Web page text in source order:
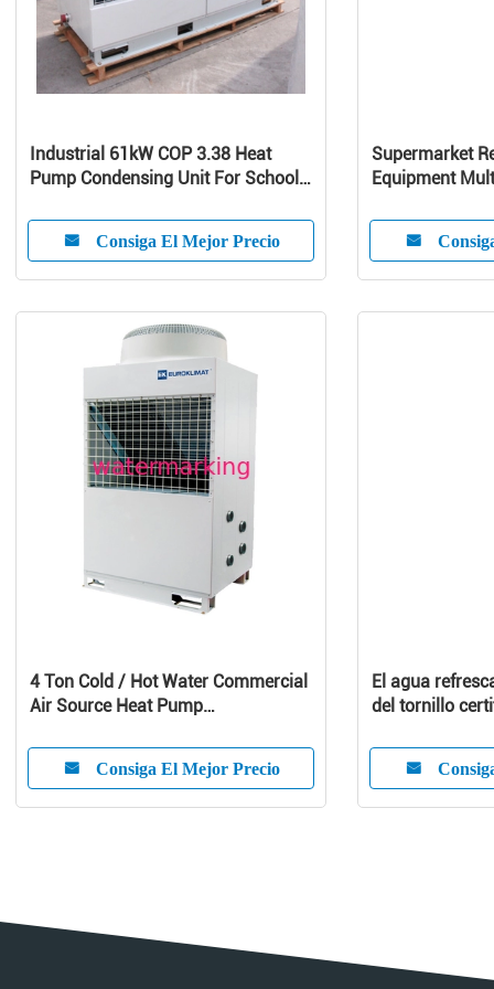
Industrial 61kW COP 3.38 Heat
Pump Condensing Unit For School /
Consiga El Mejor Precio
Supermarket
Equipment
4 Ton Cold / Hot Water Commercial
Air Source Heat Pump
Consiga El Mejor Precio
El agua
del tornillo